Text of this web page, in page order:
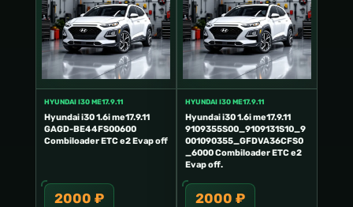
HYUNDAI I30 ME17.9.11
Hyundai i30 1.6i me17.9.11
GAGD-BE44FS00600
Combiloader ETC e2 Evap off
2000 ₽
HYUNDAI I30 ME17.9.11
Hyundai i30 1.6i me17.9.11
9109355S00_9109131S10_9
001090355_GFDVA36CFS0
_6000 Combiloader ETC e2
Evap off.
2000 ₽